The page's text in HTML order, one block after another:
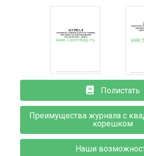
Полистать
Преимущества журнала с
корешком
Наши